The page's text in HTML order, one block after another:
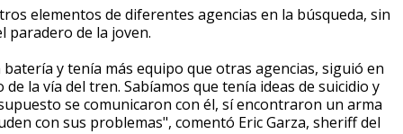
elementos de diferentes agencias en la búsqueda, sin
paradero de la joven.
y tenía más equipo que otras agencias, siguió en
la vía del tren. Sabíamos que tenía ideas de suicidio y
se comunicaron con él, sí encontraron un arma
con sus problemas", comentó Eric Garza, sheriff del